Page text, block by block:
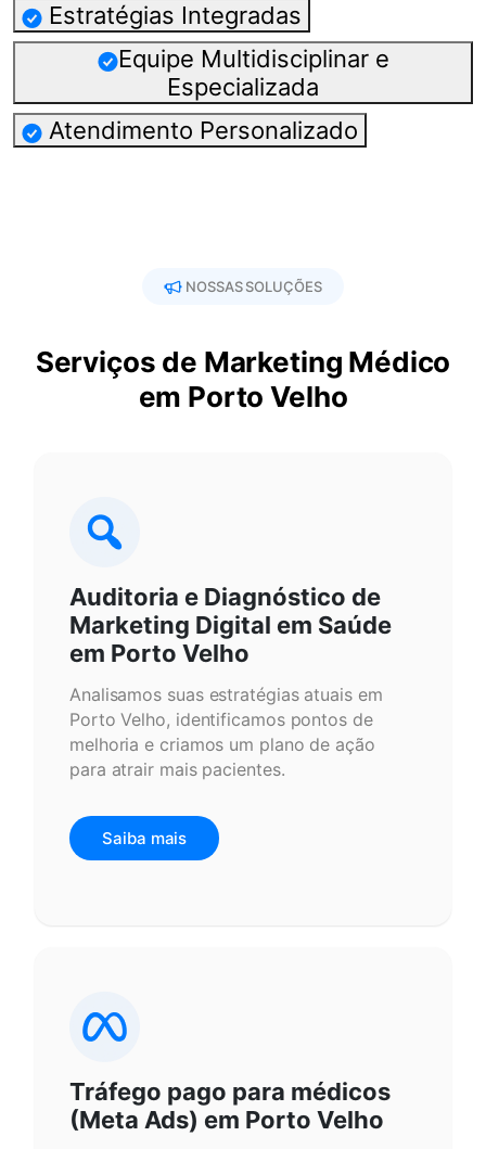
Estratégias Integradas
Equipe Multidisciplinar e
Especializada
Atendimento Personalizado
NOSSAS SOLUÇÕES
Serviços de Marketing Médico
em Porto Velho
Auditoria e Diagnóstico de
Marketing Digital em Saúde
em Porto Velho
Analisamos suas estratégias atuais em
Porto Velho, identificamos pontos de
melhoria e criamos um plano de ação
para atrair mais pacientes.
Saiba mais
Tráfego pago para médicos
(Meta Ads) em Porto Velho